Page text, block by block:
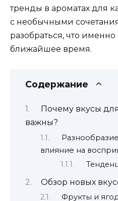
тренды в ароматах для
с необычными
разобраться, что
ближайшее время.
Содержание
Почему вкусы
важны?
влияние на
Обзор новых
Фрукты и